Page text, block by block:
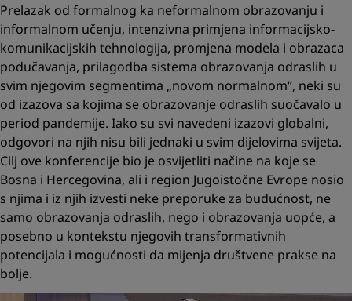
Prelazak od formalnog ka neformalnom obrazovanju i
informalnom učenju, intenzivna primjena informacijsko-
komunikacijskih tehnologija, promjena modela i obrazaca
podučavanja, prilagodba sistema obrazovanja odraslih u
svim njegovim segmentima „novom normalnom“, neki su
od izazova sa kojima se obrazovanje odraslih suočavalo u
period pandemije. Iako su svi navedeni izazovi globalni,
odgovori na njih nisu bili jednaki u svim dijelovima svijeta.
Cilj ove konferencije bio je osvijetliti načine na koje se
Bosna i Hercegovina, ali i region Jugoistočne Evrope nosio
s njima i iz njih izvesti neke preporuke za budućnost, ne
samo obrazovanja odraslih, nego i obrazovanja uopće, a
posebno u kontekstu njegovih transformativnih
potencijala i mogućnosti da mijenja društvene prakse na
bolje.